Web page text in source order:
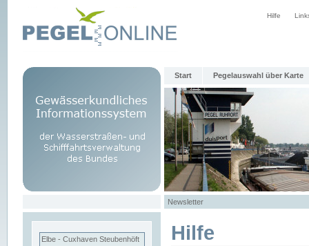
Hilfe
Start Pegelauswahl über Karte
Newsletter
Elbe - Cuxhaven Steubenhöft Hilfe